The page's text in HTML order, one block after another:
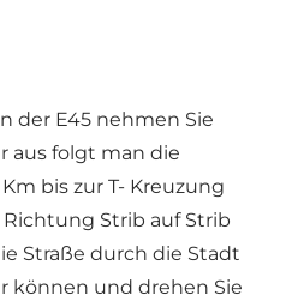
der E45 nehmen Sie
aus folgt man die
bis zur T- Kreuzung
Strib auf Strib
Straße durch die Stadt
können und drehen Sie